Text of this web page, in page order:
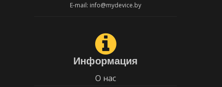
E-mail: info@mydevice.by
Информация
О нас